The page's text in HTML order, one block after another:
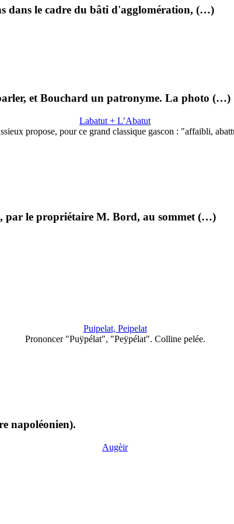
dans le cadre du bâti d'agglomération, (…)
et Bouchard un patronyme. La photo (…)
Labatut + L’Abatut
propose, pour ce grand classique gascon : "affaibli,
par le propriétaire M. Bord, au sommet (…)
Puipelat, Peipelat
Prononcer "Puÿpélat", "Peÿpélat". Colline pelée.
napoléonien).
Augèir